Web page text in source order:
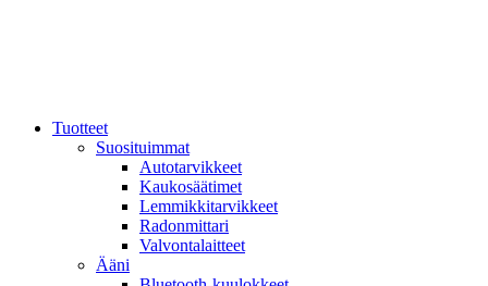
Tuotteet
Suosituimmat
Autotarvikkeet
Kaukosäätimet
Lemmikkitarvikkeet
Radonmittari
Valvontalaitteet
Ääni